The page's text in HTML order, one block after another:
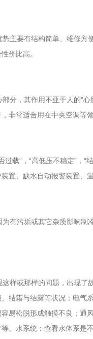
主要有结构简单、维修方
价比高。
部分，其作用不亚于人的“
非常适合用在中央空调等领
载”，“高低压不稳定”，
置、缺水自动报警装置、
有污垢或其它杂质影响制
样或那样的问题，出现了
结霜与结露等状况；电
易松脱形成触摸不良；
。水系统：查看水体系